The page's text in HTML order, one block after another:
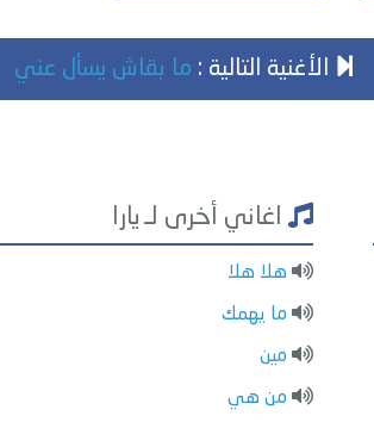
الأغنية التالية : ما بقاش يسأل عني
اغاني أخرى لـ يارا
هلا هلا
ما يهمك
مين
من هي